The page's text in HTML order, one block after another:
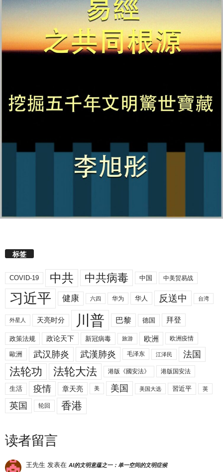
标签
COVID-19 中共 中共病毒 中国 中美贸易战
习近平 健康 六四 华为 华人 反送中 台湾
外星人 天亮时分 川普 巴黎 德国 拜登
政策法规 政论天下 新冠病毒 旅游 欧洲 欧洲疫情
歐洲 武汉肺炎 武漢肺炎 毛泽东 江泽民 法国
法轮功 法轮大法 港版《國安法》 港版国安法
生活 疫情 章天亮 美 美国 美国大选 習近平 英
英国 轮回 香港
读者留言
王先生 发表在AI的文明意蕴之一：单一空间的文明症候